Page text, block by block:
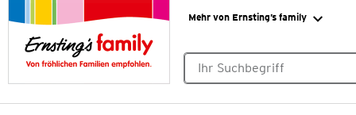
Mehr von Ernsting’s family